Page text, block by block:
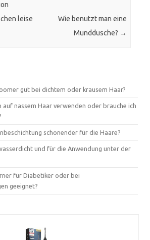
leise
Wie benutzt man eine
Munddusche? →
gut bei dichtem oder krausem Haar?
auf nassem Haar verwenden oder brauche ich
schonender für die Haare?
und für die Anwendung unter der
für Diabetiker oder bei
geeignet?